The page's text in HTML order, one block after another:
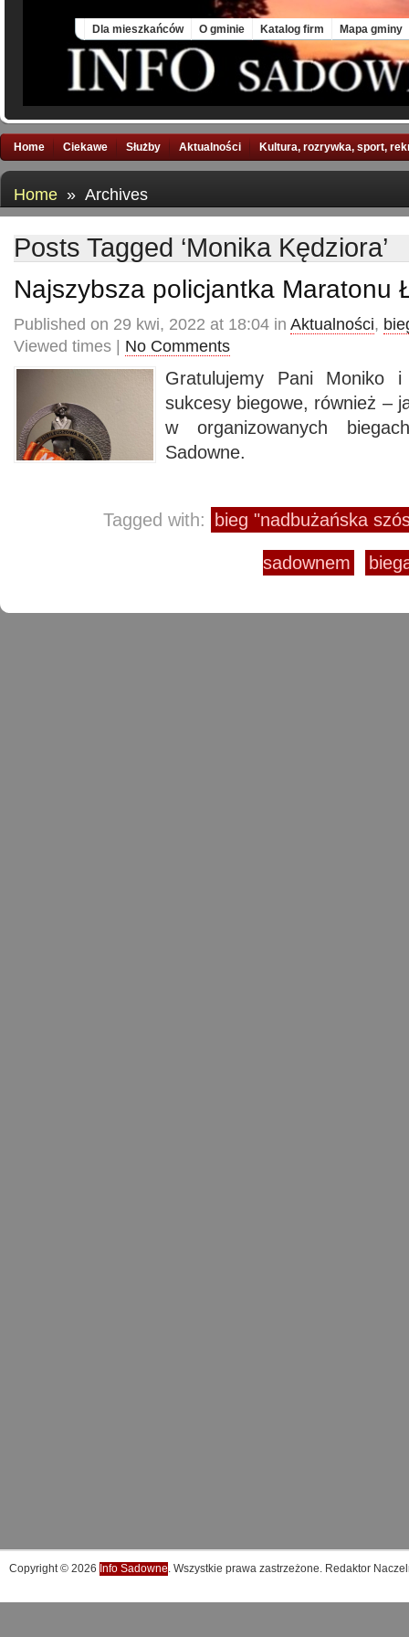
Dla mieszkańców O gminie Katalog firm Mapa gminy
Home Ciekawe Służby Aktualności Kultura, rozrywka, sport,
Home » Archives
Posts Tagged ‘Monika Kędziora’
Najszybsza policjantka Maratonu
Published on 29 kwi, 2022 at 18:04 in Aktualności,
Viewed times | No Comments
Gratulujemy Pani Moniko
sukcesy biegowe, również –
w organizowanych
Sadowne.
Tagged with: bieg "nadbużańska
sadownem
Copyright © 2026 Info Sadowne. Wszystkie prawa zastrzeżone. Redaktor